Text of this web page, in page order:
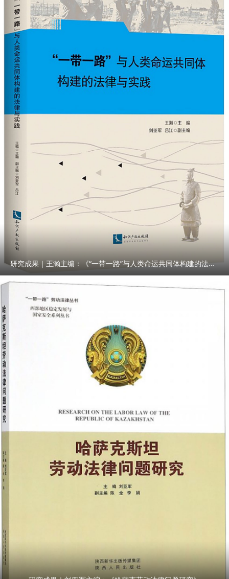
研究成果｜王瀚主编：《“一带一路”与人类命运共同体构建的法律与实践》